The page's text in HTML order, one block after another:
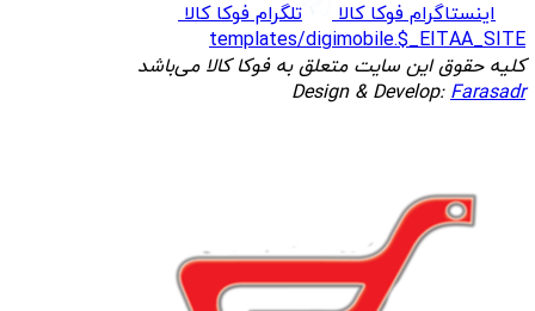
اینستاگرام فوکا کالا
تلگرام فوکا کالا
templates/digimobile.$_EITAA_SITE
کلیه حقوق این سایت متعلق به فوکا کالا می‌باشد
Design & Develop:Farasadr